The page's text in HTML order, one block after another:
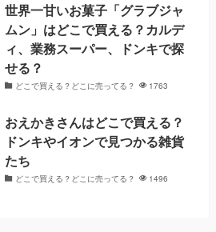
世界一甘いお菓子「グラブジャ
ムン」はどこで買える？カルデ
ィ、業務スーパー、ドンキで探
せる？
どこで買える？どこに売ってる？ 1763
おえかきさんはどこで買える？
ドンキやイオンで見つかる雑貨
たち
どこで買える？どこに売ってる？ 1496